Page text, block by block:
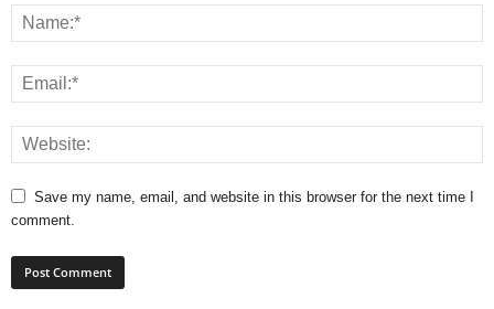
Save my name, email, and website in this browser for the next time I
comment.